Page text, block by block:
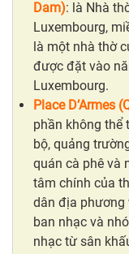
Dam): là Nhà
Luxembourg,
là một nhà thờ
được đặt vào
Luxembourg.
Place D’Armes
phần không thể
bộ, quảng
quán cà phê và
tâm chính của
dân địa phương
ban nhạc và
nhạc từ sân